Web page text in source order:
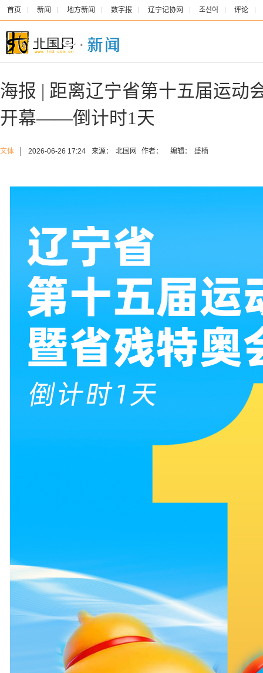
首页 新闻 地方新闻 数字报 辽宁记协网 조선어 评论
海报 | 距离辽宁省第十五届运动
开幕——倒计时1天
文体 2026-06-26 17:24 来源： 北国网 作者： 编辑： 盛楠